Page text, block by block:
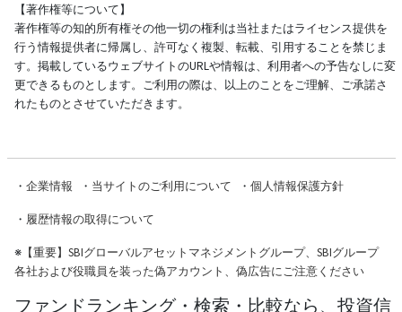
【著作権等について】
著作権等の知的所有権その他一切の権利は当社またはライセンス提供を
行う情報提供者に帰属し、許可なく複製、転載、引用することを禁じま
す。掲載しているウェブサイトのURLや情報は、利用者への予告なしに変
更できるものとします。ご利用の際は、以上のことをご理解、ご承諾さ
れたものとさせていただきます。
・ 企業情報 ・ 当サイトのご利用について ・ 個人情報保護方針
・ 履歴情報の取得について
※【重要】SBIグローバルアセットマネジメントグループ、SBIグループ
各社および役職員を装った偽アカウント、偽広告にご注意ください
ファンドランキング・検索・比較なら、投資信